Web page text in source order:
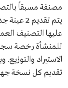
مصنفة مسبقاً
يتم
عليها التصنيف
للمنشأة رخصة سجلٍ
الاستيراد
تقديم كل نسخة